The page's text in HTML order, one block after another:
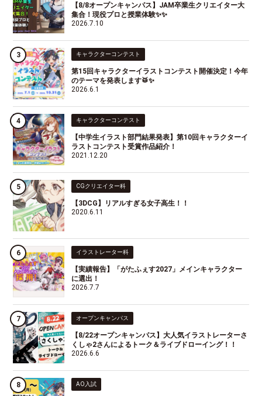
【8/8オープンキャンパス】JAM卒業生クリエイター大
集合！現役プロと授業体験✨✨
2026.7.10
キャラクターコンテスト
第15回キャラクターイラストコンテスト開催決定！今年
のテーマを発表します🥁✨
2026.6.1
キャラクターコンテスト
【中学生イラスト部門結果発表】第10回キャラクターイ
ラストコンテスト受賞作品紹介！
2021.12.20
CGクリエイター科
【3DCG】リアルすぎる女子高生！！
2020.6.11
イラストレーター科
【実績報告】「がたふぇす2027」メインキャラクター
に選出！
2026.7.7
オープンキャンパス
【8/22オープンキャンパス】大人気イラストレーターさ
くしゃ2さんによるトーク＆ライブドローイング！！
2026.6.6
AO入試